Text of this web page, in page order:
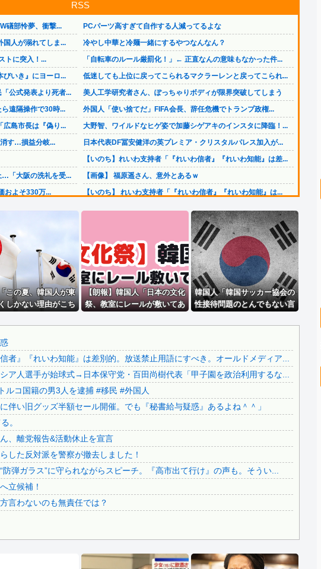
RSS
礒部怜夢、衝撃...
国人が溺れてしま...
トに突入！...
いき』にヨーロ...
公式発表より死者...
遠隔操作で30時...
広島市長は『偽り...
す…損益分岐...
…「大阪の洗礼を受...
およそ330万...
ト男（56）が怖...
報告&活動休止を...
←結局誰だと思う...
なんで自ら売上ゼ...
ろ！殴るぞ！」とド...
置で撃墜するウク...
た兄嫁！「テレビ...
叫ｗｗｗｗｗｗｗ...
かの習慣を暴露ｗ...
レ「本当のことを話...
スタイルで対応して...
が同点でこの人ｗｗ...
獄すぎて完全にコン...
ないな
…」ワイ「はえー...
ｗ
無くて渡されたら...
なってるんだけど...
PCパーツ高すぎて自作する人減ってるよな
冷やし中華と冷麺一緒にするやつなんなん？
「自転車のルール厳罰化！」← 正直なんの意味もなかった件...
低迷しても上位に戻ってこられるマクラーレンと戻ってこられ...
美人工学研究者さん、ぽっちゃりボディが限界突破してしまう
外国人「使い捨てだ」FIFA会長、辞任危機でトランプ政権...
大野智、ワイルドなヒゲ姿で加藤シゲアキのインスタに降臨！...
日本代表DF冨安健洋の英プレミア・クリスタルパレス加入が...
【いのち】れいわ支持者「『れいわ信者』『れいわ知能』は差...
【画像】 福原遥さん、意外とあるｗ
【いのち】 れいわ支持者「『れいわ信者』『れいわ知能』は...
日本をダメにした総理大臣、ワースト１位が同点でこの人ｗｗ...
日本をダメにした総理大臣、ワースト１位が同点でこの人ｗｗ...
ジャンポケ斎藤と代理人のやりとり、「地獄すぎて完全にコン...
【画像】 日本共産党の街宣車、ほんと碌でもないな
積水ハウス「地面師に55億円騙し取られた…」ワイ「はえー...
【画像】 今のクソガキ共、これを見たこと無くて渡されたら...
【画像】 今のクソガキ共、これを見たこと無くて渡されたら...
【カミツキ悲報】甲子園でインドネシア人選手が始球式→日本...
【悲報】テレ朝「れいわ、新党移行に伴い旧グッズ半額セール...
日本の神社仏閣が22日に１回燃えてる。
【さようなら】れいわ大石あきこさん、離党報告&活動休止を...
公園を不法占拠をして騒音を撒き散らした反対派を警察が撤去...
財源言わない減税は無責任！→使い方言わないのも無責任では...
日本旅行キャンセルすべきか…1万年ぶり史上最大級の火山の...
無気力な韓国代表、オーストリアにも0-1で敗北…3月のA...
韓国代表、コートジボワールに0対4で完敗＝韓国の反応
この夏、韓国人が東
しかない理由がこち
ましい…（ﾌﾞﾙﾌﾞﾙ」
＝韓国の反応
【朗報】韓国人「日本の文化
祭、教室にレールが敷いてあ
韓国人「韓国サッカー協会の
性接待問題のとんでもない言
自白だろこれ…（ﾌﾞﾙﾌﾞﾙ」＝
者』『れいわ知能』は差別的。放送禁止用語にすべき。オールドメディア...
ア人選手が始球式→日本保守党・百田尚樹代表「甲子園を政治利用するな...
ルコ国籍の男3人を逮捕 #移民 #外国人
伴い旧グッズ半額セール開催。でも『秘書給与疑惑』あるよね＾＾」
。
、離党報告&活動休止を宣言
した反対派を警察が撤去しました！
防弾ガラス”に守られながらスピーチ。『高市出て行け』の声も。そうい...
立候補！
言わないのも無責任では？